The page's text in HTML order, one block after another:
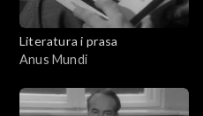
Literatura i prasa
Anus Mundi